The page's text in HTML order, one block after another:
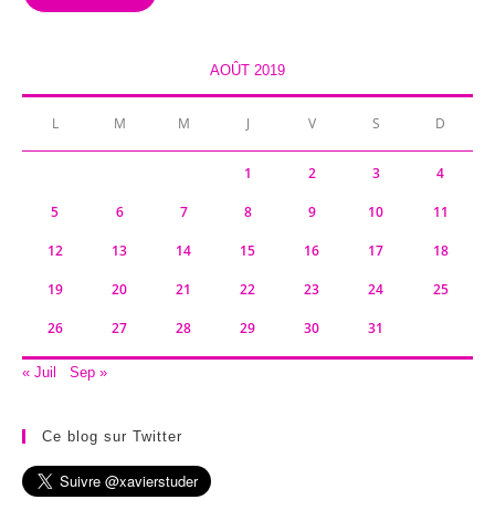
AOÛT 2019
L M M J V S D
1 2 3 4
5 6 7 8 9 10 11
12 13 14 15 16 17 18
19 20 21 22 23 24 25
26 27 28 29 30 31
« Juil Sep »
Ce blog sur Twitter